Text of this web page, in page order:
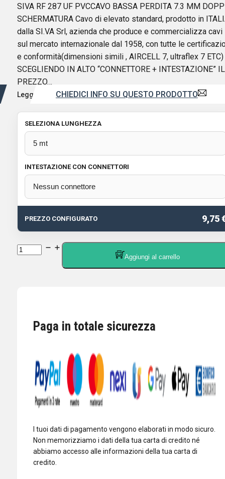
SIVA RF 287 UF PVCCAVO BASSA PERDITA 7.3 MM
SCHERMATURA Cavo di elevato standard, prodotto in
dalla SI.VA Srl, azienda che produce e commercializza cavi
sul mercato internazionale dal 1958, con tutte le
e conformità(dimensioni simili , AIRCELL 7, ultraflex 7 ETC)
SCEGLIENDO IN ALTO “CONNETTORE + INTESTAZIONE” IL
PREZZO…
Leggi di più CHIEDICI INFO SU QUESTO PRODOTTO
SELEZIONA LUNGHEZZA
INTESTAZIONE CON CONNETTORI
PREZZO CONFIGURATO 9,75
SIVA
BASSA
PERDITA
DOPPIO
SCHERMO
Aggiungi al carrello
Paga in totale sicurezza
I tuoi dati di pagamento vengono elaborati in modo sicuro.
Non memorizziamo i dati della tua carta di credito né
abbiamo accesso alle informazioni della tua carta di
credito.